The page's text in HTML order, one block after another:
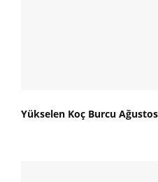
Yükselen Koç Burcu